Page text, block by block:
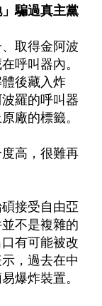
騙過真主黨
取得金阿波
呼叫器內。
後藏入炸
羅的呼叫器
廠的標籤。
高，很難再
接受自由亞
不是複雜的
有可能被改
，過去在中
爆炸裝置。